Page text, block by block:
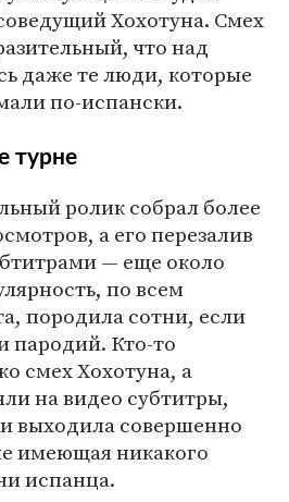
Хохотуна. Смех
что над
даже те люди, которые
по-испански.
турне
ролик собрал более
а его перезалив
— еще около
по всем
породила сотни, если
пародий. Кто-то
смех Хохотуна, а
на видео субтитры,
выходила совершенно
имеющая никакого
испанца.